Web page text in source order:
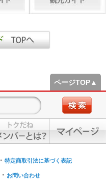
ページTOP▲
・ 特定商取引法に基づく表記
・ お問い合わせ